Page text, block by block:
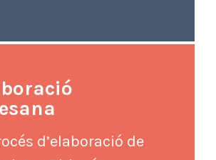
d’elaboració de